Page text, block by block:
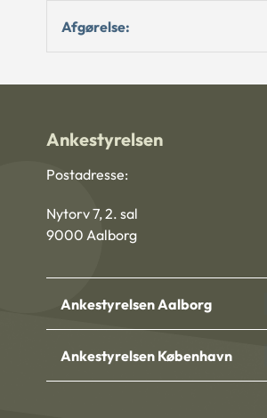
Afgørelse:
Ankestyrelsen
Postadresse:
Nytorv 7, 2. sal
9000 Aalborg
Ankestyrelsen Aalborg
Ankestyrelsen København